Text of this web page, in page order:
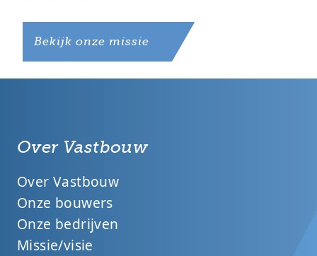
Bekijk onze missie
Over Vastbouw
Over Vastbouw
Onze bouwers
Onze bedrijven
Missie/visie